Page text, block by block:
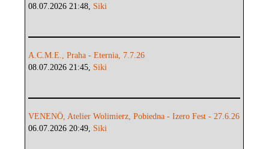
08.07.2026 21:48, Siki
A.C.M.E., Praha - Eternia, 7.7.26
08.07.2026 21:45, Siki
VENENÖ, Atelier Wolimierz, Pobiedna - Izero Fest - 27.6.26
06.07.2026 20:49, Siki